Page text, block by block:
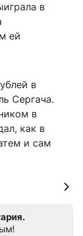
в
ей
в
Сергача.
в
как в
и сам